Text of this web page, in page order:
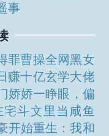
事
罪曹操全网黑女
赚十亿玄学大佬
娇娇一睁眼，偏
宅斗文里当咸鱼
开始重生：我和